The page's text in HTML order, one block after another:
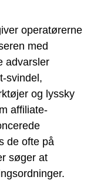
operatørerne
med
advarsler
svindel,
og lyssky
affiliate-
de ofte på
søger at